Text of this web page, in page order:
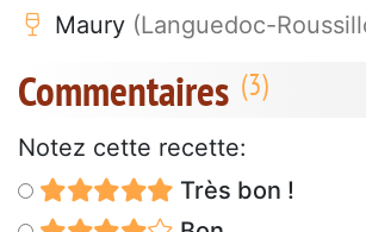
Maury (Languedoc-
Commentaires
Notez cette recette:
Très bon !